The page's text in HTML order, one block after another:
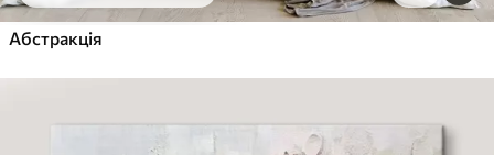
Абстракція